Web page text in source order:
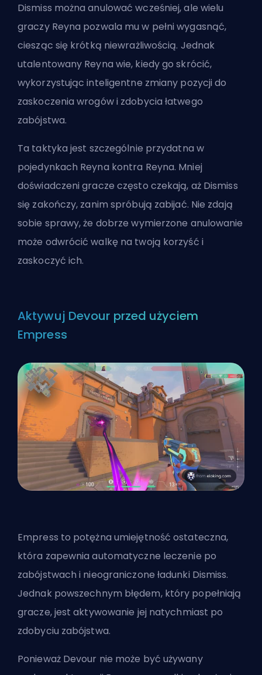
Dismiss można anulować wcześniej, ale wielu
graczy Reyna pozwala mu w pełni wygasnąć,
ciesząc się krótką niewrażliwością. Jednak
utalentowany Reyna wie, kiedy go skrócić,
wykorzystując inteligentne zmiany pozycji do
zaskoczenia wrogów i zdobycia łatwego
zabójstwa.
Ta taktyka jest szczególnie przydatna w
pojedynkach Reyna kontra Reyna. Mniej
doświadczeni gracze często czekają, aż Dismiss
się zakończy, zanim spróbują zabijać. Nie zdają
sobie sprawy, że dobrze wymierzone anulowanie
może odwrócić walkę na twoją korzyść i
zaskoczyć ich.
Aktywuj Devour przed użyciem
Empress
Empress to potężna umiejętność ostateczna,
która zapewnia automatyczne leczenie po
zabójstwach i nieograniczone ładunki Dismiss.
Jednak powszechnym błędem, który popełniają
gracze, jest aktywowanie jej natychmiast po
zdobyciu zabójstwa.
Ponieważ Devour nie może być używany